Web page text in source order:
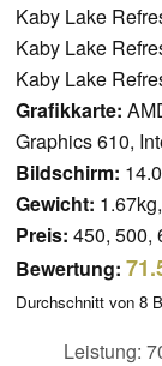
Kaby Lake
Kaby Lake
Kaby Lake
Grafikkarte:
Graphics 610,
Bildschirm:
Gewicht:
Preis: 450, 500,
Bewertung:
Durchschnitt von 8
Leistung: